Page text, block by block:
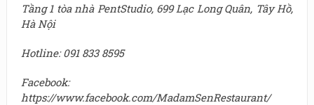
Tầng 1 tòa nhà PentStudio, 699 Lạc Long Quân, Tây Hồ,
Hà Nội
Hotline: 091 833 8595
Facebook:
https://www.facebook.com/MadamSenRestaurant/